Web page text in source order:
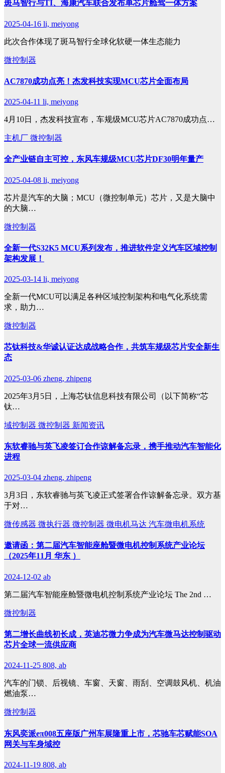
斑马智行与TI、海康汽车联合发布单芯片舱驾一体方案
2025-04-16 li, meiyong
此次合作体现了斑马智行全球化软硬一体生态能力
微控制器
AC7870成功点亮！杰发科技实现MCU芯片全面布局
2025-04-11 li, meiyong
4月10日，杰发科技宣布，车规级MCU芯片AC7870成功点…
主机厂 微控制器
全产业链自主可控，东风车规级MCU芯片DF30明年量产
2025-04-08 li, meiyong
芯片是汽车的大脑；MCU（微控制单元）芯片，又是大脑中
的大脑…
微控制器
全新一代S32K5 MCU系列发布，推进软件定义汽车区域控制
架构发展！
2025-03-14 li, meiyong
全新一代MCU可以满足各种区域控制架构和电气化系统需
求，助力…
微控制器
芯钛科技&华诚认证达成战略合作，共筑车规级芯片安全新生
态
2025-03-06 zheng, zhipeng
2025年3月5日，上海芯钛信息科技有限公司（以下简称“芯
钛…
域控制器 微控制器 新闻资讯
东软睿驰与英飞凌签订合作谅解备忘录，携手推动汽车智能化
进程
2025-03-04 zheng, zhipeng
3月3日，东软睿驰与英飞凌正式签署合作谅解备忘录。双方基
于对…
微传感器 微执行器 微控制器 微电机马达 汽车微电机系统
邀请函：第二届汽车智能座舱暨微电机控制系统产业论坛
（2025年11月 华东 ）
2024-12-02 ab
第二届汽车智能座舱暨微电机控制系统产业论坛 The 2nd …
微控制器
第二增长曲线初长成，英迪芯微力争成为汽车微马达控制驱动
芯片全球一流供应商
2024-11-25 808, ab
汽车的门锁、后视镜、车窗、天窗、雨刮、空调鼓风机、机油
燃油泵…
微控制器
东风奕派eπ008五座版广州车展隆重上市，芯驰车芯赋能SOA
网关与车身域控
2024-11-19 808, ab